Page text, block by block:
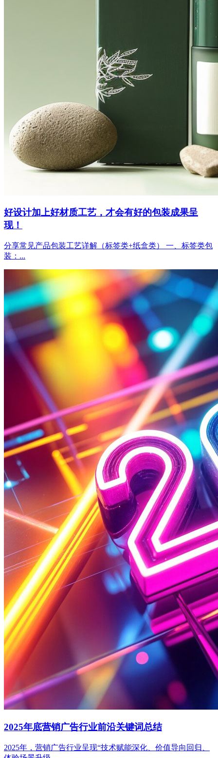
好设计加上好材质工艺，才会有好的包装成果呈
现！
分享常见产品包装工艺详解（标签类+纸盒类） 一、标签类包
装：...
2025年底营销广告行业前沿关键词总结
2025年，营销广告行业呈现“技术赋能深化、价值导向回归、